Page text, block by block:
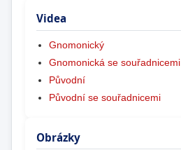
Videa
Gnomonický
Gnomonická se souřadnicemi
Původní
Původní se souřadnicemi
Obrázky